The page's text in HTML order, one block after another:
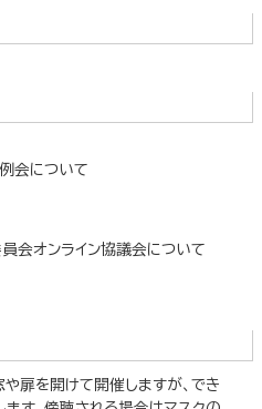
会について
オンライン協議会について
扉を開けて開催しますが、でき